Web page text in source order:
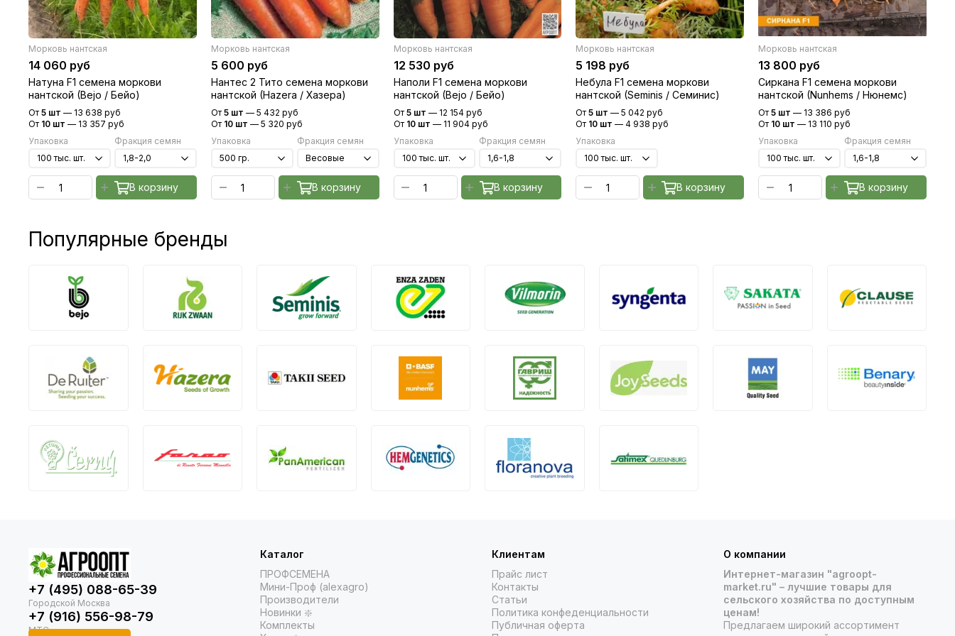
Морковь нантская
14 060 руб
Натуна F1 семена моркови
нантской (Bejo / Бейо)
От 5 шт — 13 638 руб
От 10 шт — 13 357 руб
Упаковка
Фракция семян
В корзину
Морковь нантская
5 600 руб
Нантес 2 Тито семена моркови
нантской (Hazera / Хазера)
От 5 шт — 5 432 руб
От 10 шт — 5 320 руб
Упаковка
Фракция семян
В корзину
Морковь нантская
12 530 руб
Наполи F1 семена моркови
нантской (Bejo / Бейо)
От 5 шт — 12 154 руб
От 10 шт — 11 904 руб
Упаковка
Фракция семян
В корзину
Морковь нантская
5 198 руб
Небула F1 семена моркови
нантской (Seminis / Семинис)
От5 шт —5 042 руб
От 10 шт —4 938 руб
Упаковка
В корзину
Морковь нантская
13 800 руб
Сиркана F1 семена моркови
нантской (Nunhems / Нюнемс)
От5 шт — 13 386 руб
От 10 шт — 13 110 руб
Упаковка
Фракция семян
В корзину
Популярные бренды
+7 (495) 088-65-39
+7 (916) 556-98-79
Каталог
ПРОФСЕМЕНА
Мини-Проф (alexagro)
Производители
Новинки ❇️
Комплекты
Клиентам
Прайс лист
Контакты
Статьи
Политика конфеденциальности
Публичная оферта
О компании
Интернет-магазин "agroopt-
market.ru" – лучшие товары для
сельского хозяйства по доступным
ценам!
Предлагаем широкий ассортимент